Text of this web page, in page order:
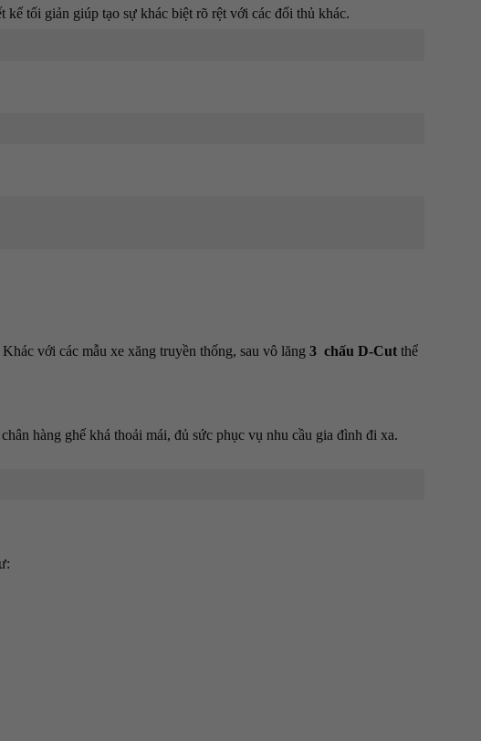
tối giản giúp tạo sự khác biệt rõ rệt với các đối thủ khác.
với các mẫu xe xăng truyền thống, sau vô lăng 3 chấu D-Cut thể
hàng ghế khá thoải mái, đủ sức phục vụ nhu cầu gia đình đi xa.